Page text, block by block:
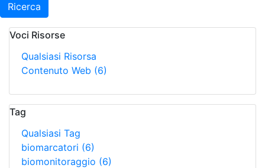
Ricerca
Voci Risorse
Qualsiasi Risorsa
Contenuto Web (6)
Tag
Qualsiasi Tag
biomarcatori (6)
biomonitoraggio (6)